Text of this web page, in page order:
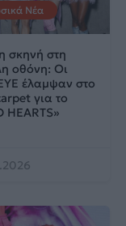
Νέα
σκηνή στη
οθόνη: Οι
έλαμψαν στο
για το
HEARTS»